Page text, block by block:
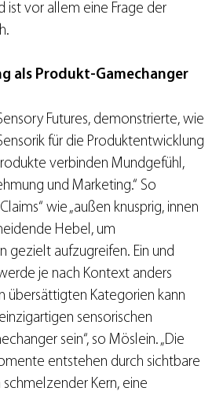
ist vor allem eine Frage der
als Produkt-Gamechanger
Futures, demonstrierte, wie
für die Produktentwicklung
verbinden Mundgefühl,
und Marketing.“ So
wie „außen knusprig, innen
Hebel, um
gezielt aufzugreifen. Ein und
je nach Kontext anders
übersättigten Kategorien kann
sensorischen
sein“, so Möslein. „Die
entstehen durch sichtbare
Kern, eine